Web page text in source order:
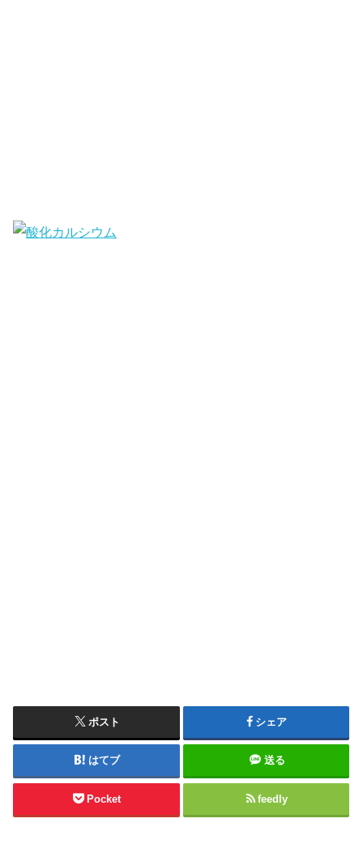
ポスト シェア
はてブ 送る
Pocket feedly